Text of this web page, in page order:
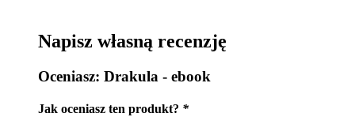
Napisz własną recenzję
Oceniasz: Drakula - ebook
Jak oceniasz ten produkt? *